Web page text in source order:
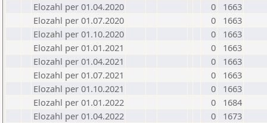
Elozahl per 01.04.2020
0
1663
Elozahl per 01.07.2020
0
1663
Elozahl per 01.10.2020
0
1663
Elozahl per 01.01.2021
0
1663
Elozahl per 01.04.2021
0
1663
Elozahl per 01.07.2021
0
1663
Elozahl per 01.10.2021
0
1663
Elozahl per 01.01.2022
0
1684
Elozahl per 01.04.2022
0
1673